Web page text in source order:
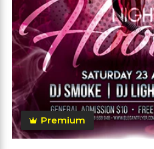
Premium